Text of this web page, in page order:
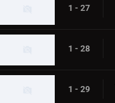
1 - 27
1 - 28
1 - 29